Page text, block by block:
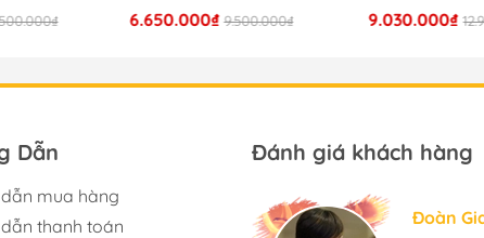
6.650.000₫ 9.500.000₫
9.030.000₫
Dẫn
mua hàng
thanh toán
Đánh giá khách hàng
Đoàn
Ngọc